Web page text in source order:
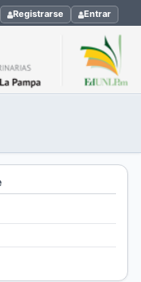
Registrarse Entrar